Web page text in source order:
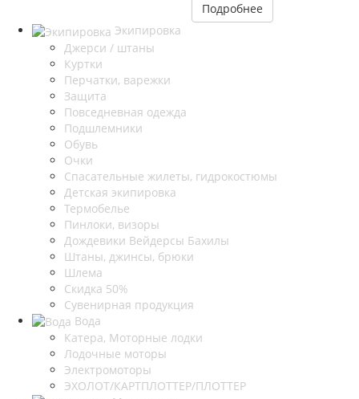
Подробнее
Экипировка
Джерси / штаны
Куртки
Перчатки, варежки
Защита
Повседневная одежда
Подшлемники
Обувь
Очки
Спасательные жилеты, гидрокостюмы
Детская экипировка
Термобелье
Пинлоки, визоры
Дождевики Вейдерсы Бахилы
Штаны, джинсы, брюки
Шлема
Скидка 50%
Сувенирная продукция
Вода
Катера, Моторные лодки
Лодочные моторы
Электромоторы
ЭХОЛОТ/КАРТПЛОТТЕР/ПЛОТТЕР